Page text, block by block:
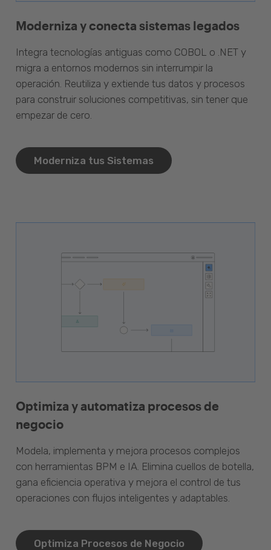
Moderniza y conecta sistemas legados
Integra tecnologías antiguas como COBOL o .NET y
migra a entornos modernos sin interrumpir la
operación. Reutiliza y extiende tus datos y procesos
para construir soluciones competitivas, sin tener que
empezar de cero.
Moderniza tus Sistemas
Optimiza y automatiza procesos de
negocio
Modela, implementa y mejora procesos complejos
con herramientas BPM e IA. Elimina cuellos de botella,
gana eficiencia operativa y mejora el control de tus
operaciones con flujos inteligentes y adaptables.
Optimiza Procesos de Negocio